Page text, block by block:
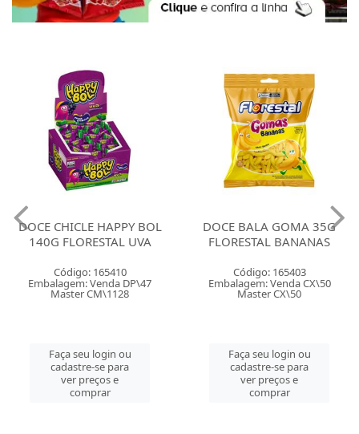
DOCE CHICLE HAPPY BOL
140G FLORESTAL UVA
Código: 165410
Embalagem: Venda DP\47
Master CM\1128
Faça seu login ou
cadastre-se para
ver preços e
comprar
DOCE BALA GOMA 35G
FLORESTAL BANANAS
Código: 165403
Embalagem: Venda CX\50
Master CX\50
Faça seu login ou
cadastre-se para
ver preços e
comprar